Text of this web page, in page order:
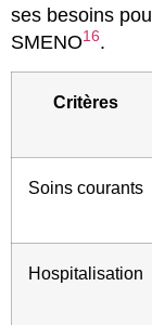
ses besoins
SMENO16.
Critères
Soins courants
Hospitalisation